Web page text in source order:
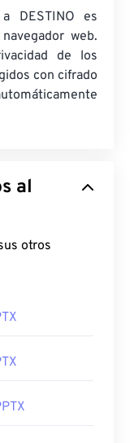
DESTINO es
web.
de los
con cifrado
al
otros